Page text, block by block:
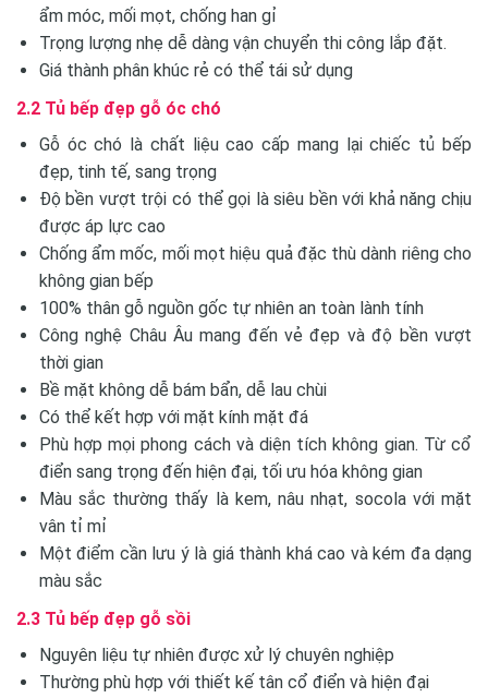
ẩm móc, mối mọt, chống han gỉ
Trọng lượng nhẹ dễ dàng vận chuyển thi công lắp đặt.
Giá thành phân khúc rẻ có thể tái sử dụng
2.2 Tủ bếp đẹp gỗ óc chó
Gỗ óc chó là chất liệu cao cấp mang lại chiếc tủ bếp
đẹp, tinh tế, sang trọng
Độ bền vượt trội có thể gọi là siêu bền với khả năng chịu
được áp lực cao
Chống ẩm mốc, mối mọt hiệu quả đặc thù dành riêng cho
không gian bếp
100% thân gỗ nguồn gốc tự nhiên an toàn lành tính
Công nghệ Châu Âu mang đến vẻ đẹp và độ bền vượt
thời gian
Bề mặt không dễ bám bẩn, dễ lau chùi
Có thể kết hợp với mặt kính mặt đá
Phù hợp mọi phong cách và diện tích không gian. Từ cổ
điển sang trọng đến hiện đại, tối ưu hóa không gian
Màu sắc thường thấy là kem, nâu nhạt, socola với mặt
vân tỉ mỉ
Một điểm cần lưu ý là giá thành khá cao và kém đa dạng
màu sắc
2.3 Tủ bếp đẹp gỗ sồi
Nguyên liệu tự nhiên được xử lý chuyên nghiệp
Thường phù hợp với thiết kế tân cổ điển và hiện đại